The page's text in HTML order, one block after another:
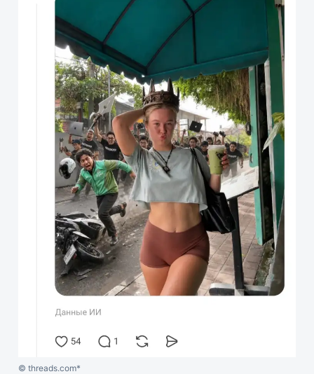
© threads.com*